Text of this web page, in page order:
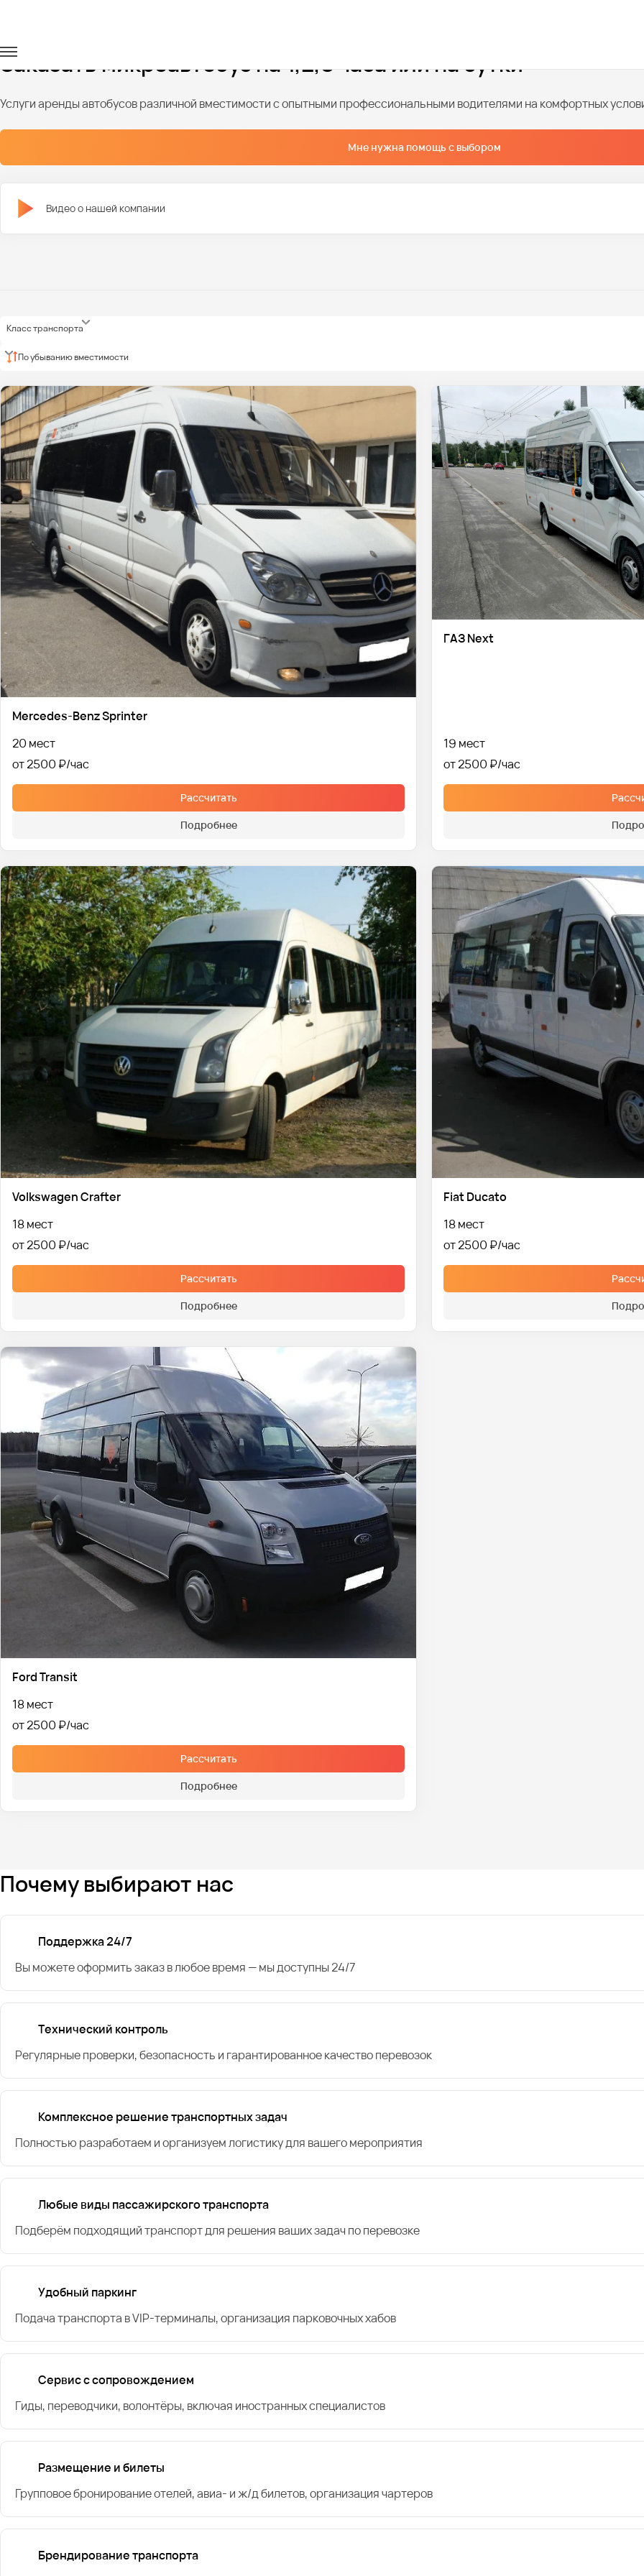
Заказать микроавтобус на 1,2,3 часа или на сутки
Услуги аренды автобусов различной вместимости с опытными профессиональными водителями на комфортных
Мне нужна помощь с выбором
Видео о нашей компании
Класс транспорта
По убыванию вместимости
Mercedes-Benz Sprinter
20 мест
от 2500 ₽
Рассчитать
Подробнее
ГАЗ Next
19 мест
от 2500 ₽
Volkswagen Crafter
18 мест
от 2500 ₽
Рассчитать
Подробнее
Fiat Ducato
18 мест
от 2500 ₽
Ford Transit
18 мест
от 2500 ₽
Рассчитать
Подробнее
Почему выбирают нас
Поддержка 24/7
Вы можете оформить заказ в любое время — мы доступны 24/7
Технический контроль
Регулярные проверки, безопасность и гарантированное качество перевозок
Комплексное решение транспортных задач
Полностью разработаем и организуем логистику для вашего мероприятия
Любые виды пассажирского транспорта
Подберём подходящий транспорт для решения ваших задач по перевозке
Удобный паркинг
Подача транспорта в VIP-терминалы, организация парковочных хабов
Сервис с сопровождением
Гиды, переводчики, волонтёры, включая иностранных специалистов
Размещение и билеты
Групповое бронирование отелей, авиа- и ж/д билетов, организация чартеров
Брендирование транспорта